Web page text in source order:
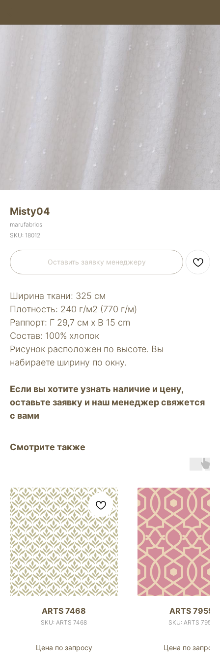
Misty04
marufabrics
SKU: 18012
Оставить заявку менеджеру
Ширина ткани: 325 см
Плотность: 240 г/м2 (770 г/м)
Раппорт: Г 29,7 см х В 15 сm
Состав: 100% хлопок
Рисунок расположен по высоте. Вы
набираете ширину по окну.
Если вы хотите узнать наличие и цену,
оставьте заявку и наш менеджер свяжется
с вами
Смотрите также
ARTS 7468
SKU: ARTS 7468
Цена по запросу
ARTS 7959
SKU: ARTS 7959
Цена по запросу